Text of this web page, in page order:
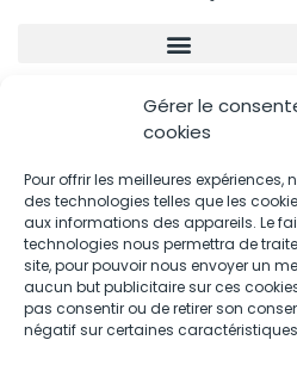
Gérer le
cookies
Pour offrir les meilleures expériences,
des technologies telles que les
aux informations des appareils. Le
technologies nous permettra de
site, pour pouvoir nous envoyer un
aucun but publicitaire sur ces
pas consentir ou de retirer son
négatif sur certaines
Nous contacter
04.88.08.75.28
contactBT@bleu-
Kit média
Kit média Bleu Tomate